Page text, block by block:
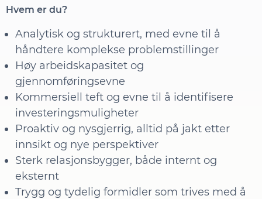
Hvem er du?
Analytisk og strukturert, med evne til å
håndtere komplekse problemstillinger
Høy arbeidskapasitet og
gjennomføringsevne
Kommersiell teft og evne til å identifisere
investeringsmuligheter
Proaktiv og nysgjerrig, alltid på jakt etter
innsikt og nye perspektiver
Sterk relasjonsbygger, både internt og
eksternt
Trygg og tydelig formidler som trives med å